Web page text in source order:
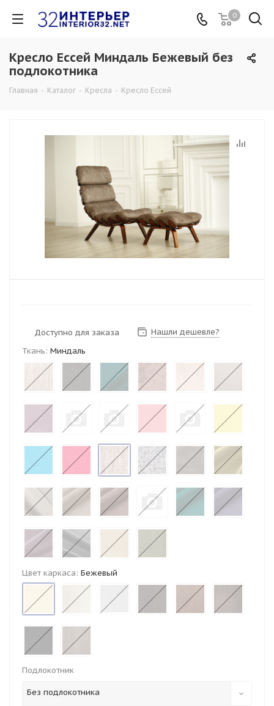
0
Кресло Ессей Миндаль Бежевый без
подлокотника
Главная - Каталог - Кресла - Кресло Ессей
Доступно для заказа
Нашли дешевле?
Ткань: Миндаль
Цвет каркаса: Бежевый
Подлокотник
Без подлокотника